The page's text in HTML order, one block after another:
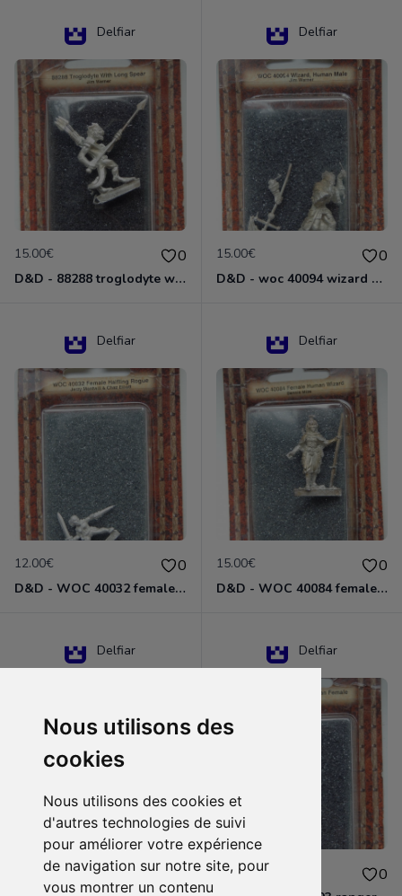
Nous utilisons des
cookies
Nous utilisons des cookies et
d'autres technologies de suivi
pour améliorer votre expérience
de navigation sur notre site, pour
vous montrer un contenu
Delfiar
15.00€ 0
D&D - 88288 troglodyte with long Miniature - Donjons Dragons
Delfiar
15.00€ 0
D&D - woc 40094 wizard human male Miniature - Donjons Dragons
Delfiar
12.00€ 0
D&D - WOC 40032 female halfling rogue Miniature - Donjons Dragons
Delfiar
15.00€ 0
D&D - WOC 40084 female human wizard Miniature - Donjons Dragons
Delfiar
15.00€ 0
Delfiar
12.00€ 0